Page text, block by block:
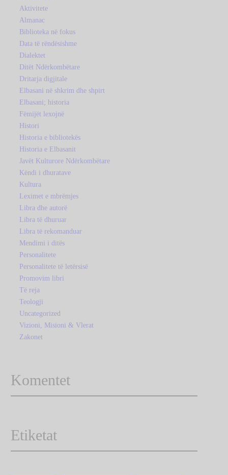
Aktivitete
Almanac
Biblioteka në fokus
Data të rëndësishme
Dialektet
Ditët Ndërkombëtare
Dritarja digjitale
Elbasani në shkrim dhe shpirt
Elbasani; historia
Fëmijët lexojnë
Histori
Historia e bibliotekës
Historia e Elbasanit
Javët Kulturore Ndërkombëtare
Këndi i dhuratave
Kultura
Leximet e mbrëmjes
Libra dhe autorë
Libra të dhuruar
Libra të rekomanduar
Mendimi i ditës
Personalitete
Personalitete të letërsisë
Promovim libri
Të reja
Teologji
Uncategorized
Vizioni, Misioni & Vlerat
Zakonet
Komentet
Etiketat